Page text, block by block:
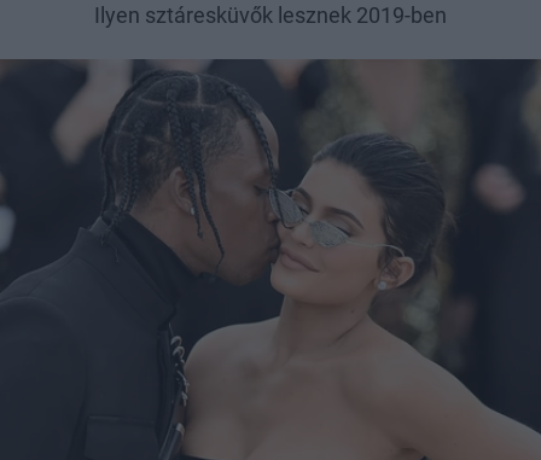
Ilyen sztáresküvők lesznek 2019-ben